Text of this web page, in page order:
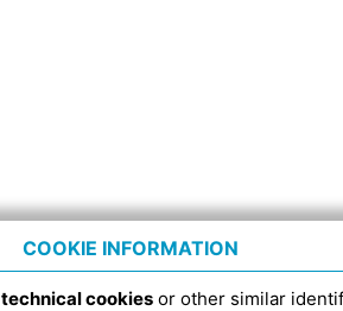
COOKIE INFORMATION
technical cookies or other similar